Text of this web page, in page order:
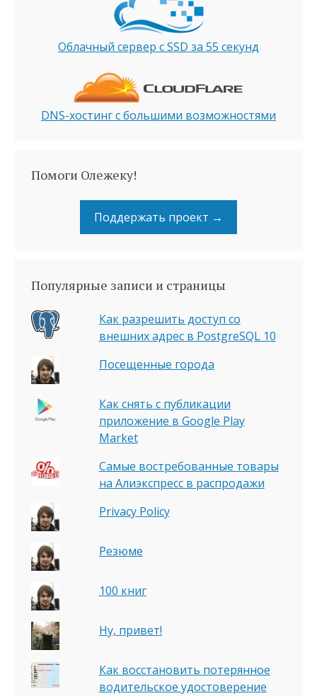
Облачный сервер с SSD за 55 секунд
DNS-хостинг с большими возможностями
Помоги Олежеку!
Поддержать проект →
Популярные записи и страницы
Как разрешить доступ со
внешних адрес в PostgreSQL 10
Посещенные города
Как снять с публикации
приложение в Google Play
Market
Самые востребованные товары
на Алиэкспресс в распродажи
Privacy Policy
Резюме
100 книг
Ну, привет!
Как восстановить потерянное
водительское удостоверение